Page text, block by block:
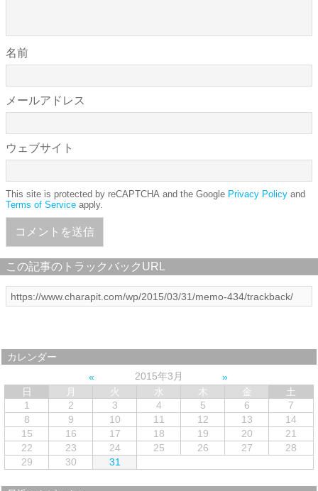
名前
メールアドレス
ウェブサイト
This site is protected by reCAPTCHA and the Google Privacy Policy and
Terms of Service apply.
この記事のトラックバックURL
カレンダー
2015年3月
日
月 火 水 木 金
土
1
2 3 4 5 6
7
8
9 10 11 12 13
14
15
16 17 18 19 20
21
22
23 24 25 26 27
28
29
30 31